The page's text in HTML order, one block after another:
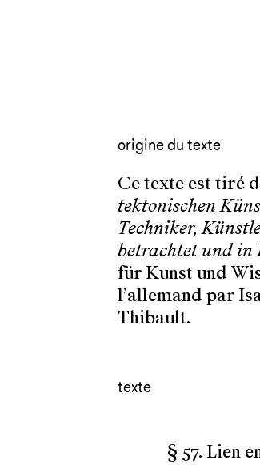
origine du texte
Ce texte est tiré
tektonischen
Techniker,
betrachtet und in
für Kunst und
l’allemand par
Thibault.
texte
§ 57. Lien